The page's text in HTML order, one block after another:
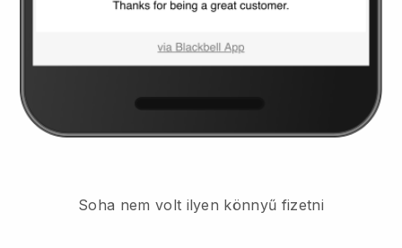
Soha nem volt ilyen könnyű fizetni